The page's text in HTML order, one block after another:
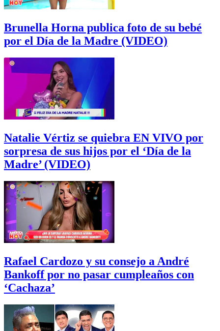
Brunella Horna publica foto de su bebé
por el Día de la Madre (VIDEO)
Natalie Vértiz se quiebra EN VIVO por
sorpresa de sus hijos por el ‘Día de la
Madre’ (VIDEO)
Rafael Cardozo y su consejo a André
Bankoff por no pasar cumpleaños con
‘Cachaza’